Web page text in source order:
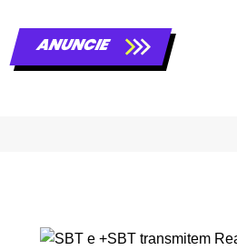
ANUNCIE